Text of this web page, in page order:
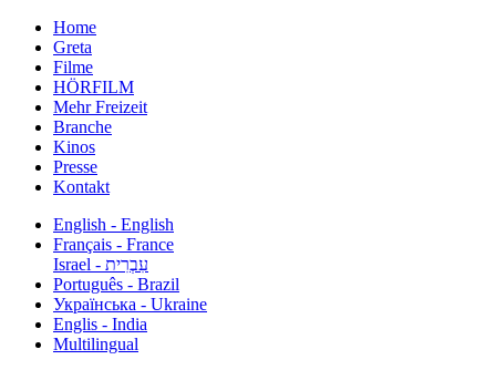
Home
Greta
Filme
HÖRFILM
Mehr Freizeit
Branche
Kinos
Presse
Kontakt
English - English
Français - France
עִבְרִית - Israel
Português - Brazil
Українська - Ukraine
Englis - India
Multilingual